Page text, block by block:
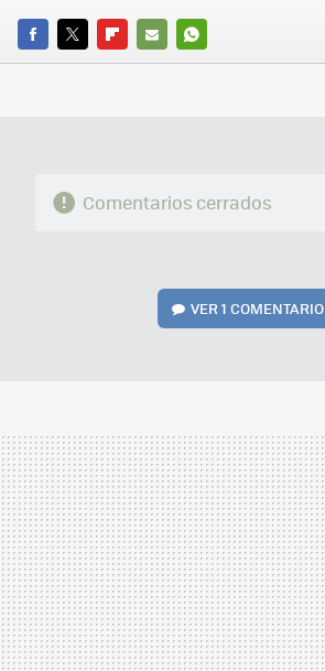
FACEBOOK
TWITTERFLIPBOARD
E-
WHATSAPP
Comentarios cerrados
VER1 COMENTARIO